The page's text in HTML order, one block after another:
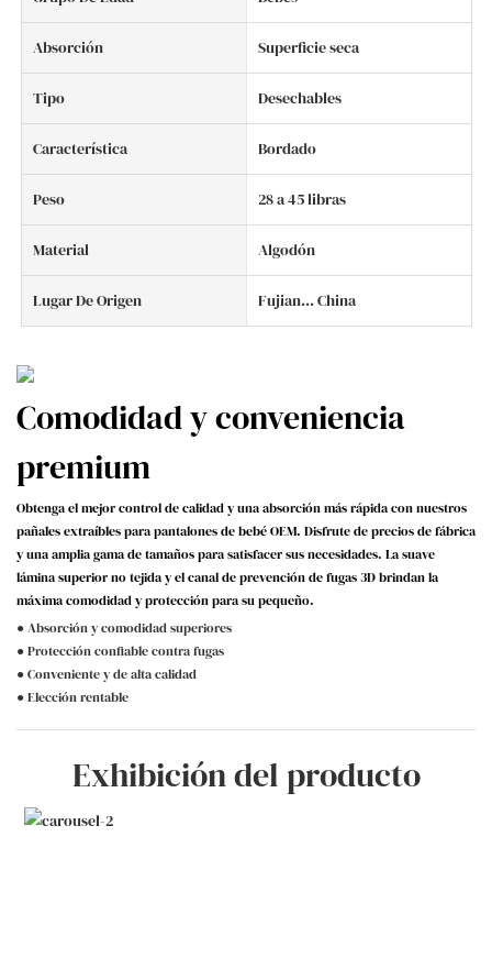
Absorción Superficie seca
Tipo Desechables
Característica Bordado
Peso 28 a 45 libras
Material Algodón
Lugar De Origen Fujian... China
Comodidad y conveniencia
premium
Obtenga el mejor control de calidad y una absorción más rápida con nuestros
pañales extraíbles para pantalones de bebé OEM. Disfrute de precios de fábrica
y una amplia gama de tamaños para satisfacer sus necesidades. La suave
lámina superior no tejida y el canal de prevención de fugas 3D brindan la
máxima comodidad y protección para su pequeño.
● Absorción y comodidad superiores
● Protección confiable contra fugas
● Conveniente y de alta calidad
● Elección rentable
Exhibición del producto